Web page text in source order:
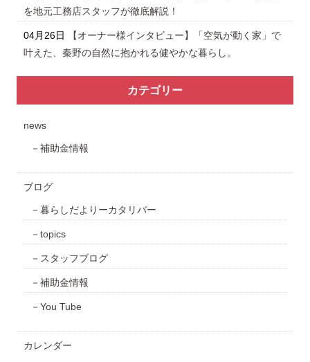
を地元工務店スタッフが徹底解説！
04月26日
【オーナー様インタビュー】「空気が動く家」で
叶えた、秦野の自然に抱かれる健やかな暮らし。
カテゴリー
news
補助金情報
ブログ
暮らしだよりーカタリバー
topics
スタッフブログ
補助金情報
You Tube
カレンダー